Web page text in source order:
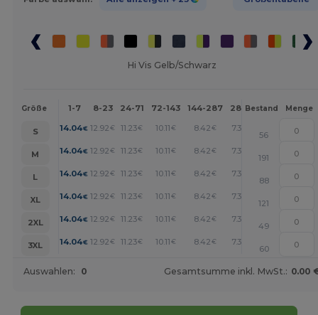
Hi Vis Gelb/Schwarz
Größe 1-7 8-23 24-71 72-143 144-287 288 + Mehr
Bestand Menge
S 14.04€ 12.92 € 11.23€ 10.11€ 8.42€ 7.30
56
M
14.04€ 12.92 € 11.23€ 10.11€ 8.42€ 7.30
191
L
14.04€ 12.92 € 11.23€ 10.11€ 8.42€ 7.30 +
88
XL
14.04€ 12.92 € 11.23€ 10.11€ 8.42€ 7.30
121
2XL
14.04€ 12.92 € 11.23€ 10.11€ 8.42€ 7.30 +
49
3XL
14.04€ 12.92 € 11.23€ 10.11€ 8.42€ 7.30 +
60
Auswahlen: 0 Gesamtsumme inkl. MwSt.: 0.00